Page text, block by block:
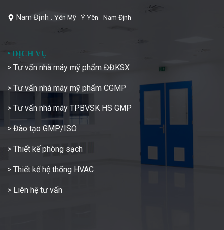
Nam Định : Yên Mỹ - Ý Yên - Nam Định
• DỊCH VỤ
> Tư vấn nhà máy mỹ phẩm ĐĐKSX
> Tư vấn nhà máy mỹ phẩm CGMP
> Tư vấn nhà máy TPBVSK HS GMP
> Đào tạo GMP/ISO
> Thiết kế phòng sạch
> Thiết kế hệ thống HVAC
> Liên hệ tư vấn